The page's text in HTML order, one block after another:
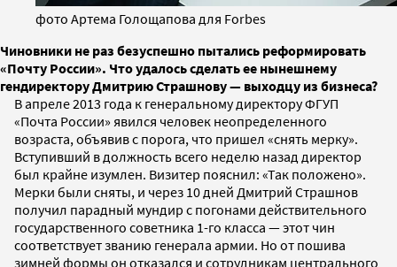
фото Артема Голощапова для Forbes
Чиновники не раз безуспешно пытались реформировать
«Почту России». Что удалось сделать ее нынешнему
гендиректору Дмитрию Страшнову — выходцу из бизнеса?
В апреле 2013 года к генеральному директору ФГУП
«Почта России» явился человек неопределенного
возраста, объявив с порога, что пришел «снять мерку».
Вступивший в должность всего неделю назад директор
был крайне изумлен. Визитер пояснил: «Так положено».
Мерки были сняты, и через 10 дней Дмитрий Страшнов
получил парадный мундир с погонами действительного
государственного советника 1-го класса — этот чин
соответствует званию генерала армии. Но от пошива
зимней формы он отказался и сотрудникам центрального